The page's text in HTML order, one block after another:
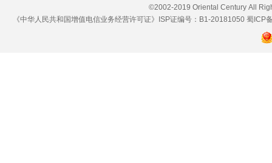
©2002-2019 Oriental Century All
《中华人民共和国增值电信业务经营许可证》ISP证编号：B1-20181050 蜀ICP